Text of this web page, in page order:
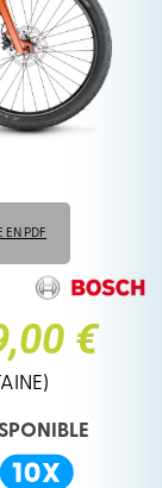
EN PDF
€